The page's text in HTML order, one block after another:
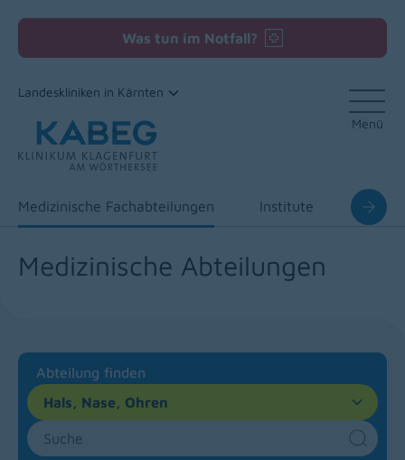
Was tun im Notfall?
Landeskliniken in Kärnten
Menü
Medizinische Fachabteilungen Institute
Medizinische Abteilungen
Abteilung finden
Hals, Nase, Ohren
Suche